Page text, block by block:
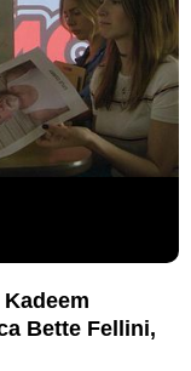
Bette Fellini,